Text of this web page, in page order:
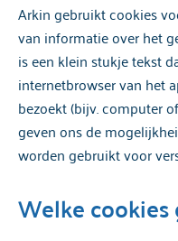
Arkin gebruikt cookies
van informatie over het
is een klein stukje tekst
internetbrowser van het
bezoekt (bijv. computer
geven ons de
worden gebruikt voor
Welke